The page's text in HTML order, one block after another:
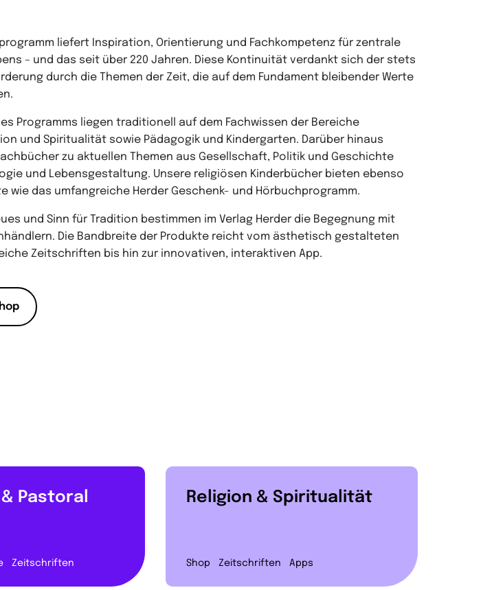
liefert Inspiration, Orientierung und Fachkompetenz für zentrale
– und das seit über 220 Jahren. Diese Kontinuität verdankt sich der stets
durch die Themen der Zeit, die auf dem Fundament bleibender Werte
Programms liegen traditionell auf dem Fachwissen der Bereiche
und Spiritualität sowie Pädagogik und Kindergarten. Darüber hinaus
zu aktuellen Themen aus Gesellschaft, Politik und Geschichte
und Lebensgestaltung. Unsere religiösen Kinderbücher bieten ebenso
wie das umfangreiche Herder Geschenk- und Hörbuchprogramm.
und Sinn für Tradition bestimmen im Verlag Herder die Begegnung mit
Die Bandbreite der Produkte reicht vom ästhetisch gestalteten
Zeitschriften bis hin zur innovativen, interaktiven App.
Pastoral
Zeitschriften
Religion & Spiritualität
Shop Zeitschriften Apps